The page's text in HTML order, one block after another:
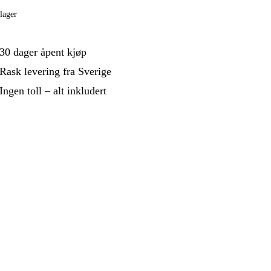
30 dager åpent kjøp
Rask levering fra Sverige
Ingen toll – alt inkludert